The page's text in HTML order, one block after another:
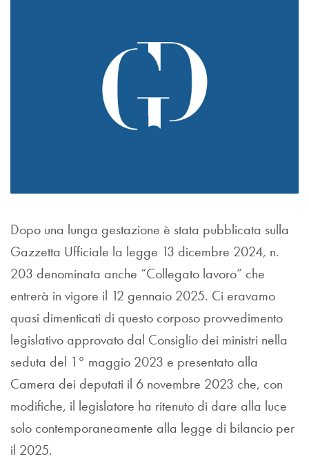
Dopo una lunga gestazione è stata pubblicata sulla
Gazzetta Ufficiale la legge 13 dicembre 2024, n.
203 denominata anche “Collegato lavoro” che
entrerà in vigore il 12 gennaio 2025. Ci eravamo
quasi dimenticati di questo corposo provvedimento
legislativo approvato dal Consiglio dei ministri nella
seduta del 1° maggio 2023 e presentato alla
Camera dei deputati il 6 novembre 2023 che, con
modifiche, il legislatore ha ritenuto di dare alla luce
solo contemporaneamente alla legge di bilancio per
il 2025.